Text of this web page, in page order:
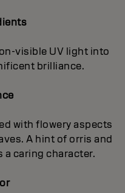
visible UV light into
brilIiance.
with flowery aspects
A hint of orris and
a caring character.